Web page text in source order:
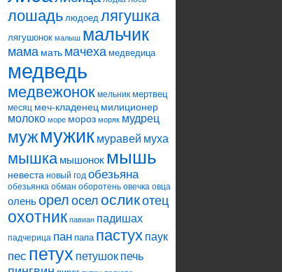
лошадь людоед лягушка
лягушонок малыш мальчик
мама мать мачеха медведица
медведь
медвежонок мельник мертвец
месяц меч-кладенец милиционер
молоко море мороз моряк мудрец
мужмужик муравей муха
мышка мышонок мышь
невеста новый год обезьяна
обезьянка обман оборотень овечка овца
оленьорелоселосликотец
охотник павиан падишах
падчерица пан папа пастух паук
пес петух петушок печь